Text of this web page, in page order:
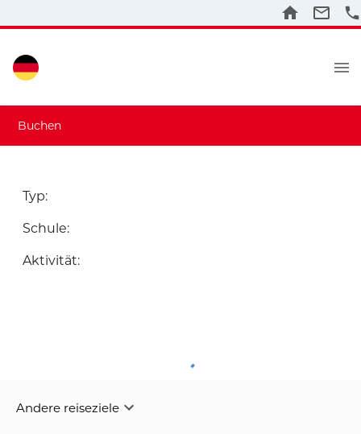
Buchen
Typ:
Schule:
Aktivität:
Andere reiseziele